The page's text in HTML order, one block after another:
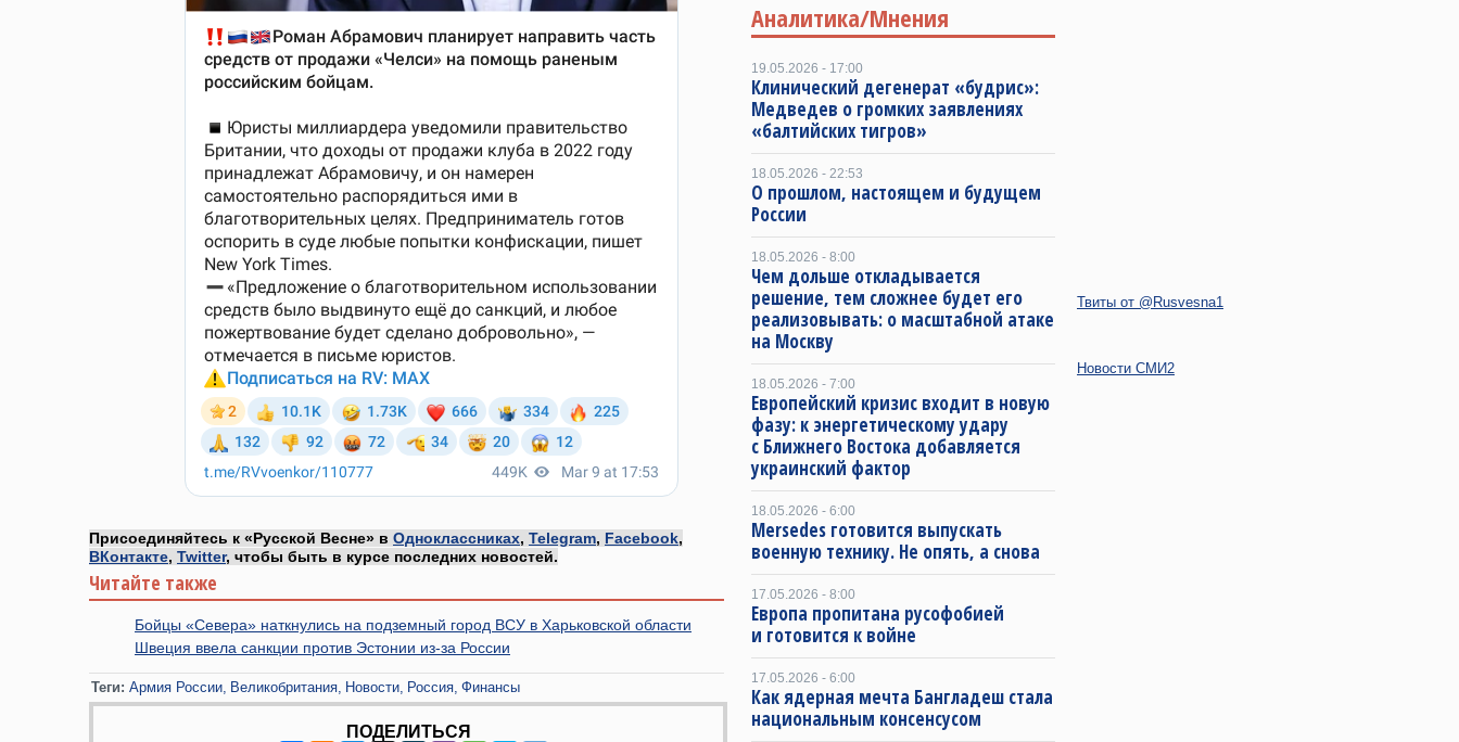
Присоединяйтесь к «Русской Весне» в Одноклассниках, Telegram, Facebook,
ВКонтакте, Twitter, чтобы быть в курсе последних новостей.
Читайте также
Бойцы «Севера» наткнулись на подземный город ВСУ в Харьковской области
Швеция ввела санкции против Эстонии из-за России
Теги: Армия России Великобритания Новости Россия Финансы
ПОДЕЛИТЬСЯ
Аналитика/Мнения
19.05.2026 - 17:00
Клинический дегенерат «будрис»:
Медведев о громких заявлениях
«балтийских тигров»
18.05.2026 - 22:53
О прошлом, настоящем и будущем
России
18.05.2026 - 8:00
Чем дольше откладывается
решение, тем сложнее будет его
реализовывать: о масштабной атаке
на Москву
18.05.2026 - 7:00
Европейский кризис входит в новую
фазу: к энергетическому удару
с Ближнего Востока добавляется
украинский фактор
18.05.2026 - 6:00
Mersedes готовится выпускать
военную технику. Не опять, а снова
17.05.2026 - 8:00
Европа пропитана русофобией
и готовится к войне
17.05.2026 - 6:00
Как ядерная мечта Бангладеш стала
национальным консенсусом
Твиты от @Rusvesna1
Новости СМИ2